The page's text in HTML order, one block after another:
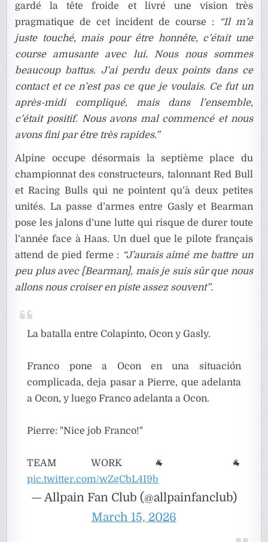
gardé la tête froide et livré une vision très
pragmatique de cet incident de course :
“Il m’a
juste touché, mais pour être honnête, c’était une
course amusante avec lui. Nous nous sommes
beaucoup battus. J’ai perdu deux points dans ce
contact et ce n’est pas ce que je voulais. Ce fut un
après-midi compliqué, mais dans l’ensemble,
c’était positif. Nous avons mal commencé et nous
avons fini par être très rapides.”
Alpine occupe désormais la septième place du
championnat des constructeurs, talonnant Red Bull
et Racing Bulls qui ne pointent qu’à deux petites
unités. La passe d’armes entre Gasly et Bearman
pose les jalons d’une lutte qui risque de durer toute
l’année face à Haas. Un duel que le pilote français
attend de pied ferme : “J’aurais aimé me battre un
peu plus avec [Bearman], mais je suis sûr que nous
allons nous croiser en piste assez souvent”.
La batalla entre Colapinto, Ocon y Gasly.
Franco pone a Ocon en una situación
complicada, deja pasar a Pierre, que adelanta
a Ocon, y luego Franco adelanta a Ocon.
Pierre: "Nice job Franco!"
TEAM WORK🐐 🐐
pic.twitter.com/wZgCbL4I9b
— Allpain Fan Club (@allpainfanclub)
March 15, 2026